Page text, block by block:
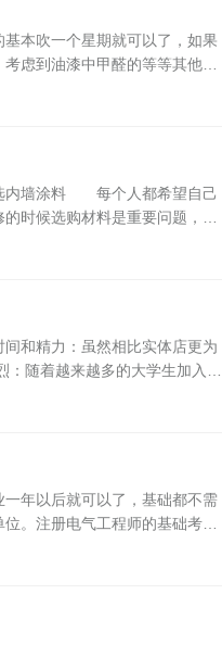
本吹一个星期就可以了，如果
到油漆中甲醛的等等其他危
办法例如：1、通风法最好的
内墙涂料 每个人都希望自己
时候选购材料是重要问题，有
己房子的材料。例如、我们在
和精力：虽然相比实体店更为
随着越来越多的大学生加入，
如何运用社交媒体、搜索引擎
年以后就可以了，基础都不需
。注册电气工程师的基础考试
和教材，比如高数，线性代